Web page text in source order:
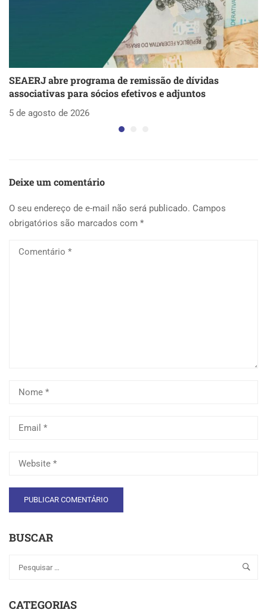
SEAERJ abre programa de remissão de dívidas
associativas para sócios efetivos e adjuntos
5 de agosto de 2026
Deixe um comentário
O seu endereço de e-mail não será publicado. Campos
obrigatórios são marcados com *
BUSCAR
CATEGORIAS